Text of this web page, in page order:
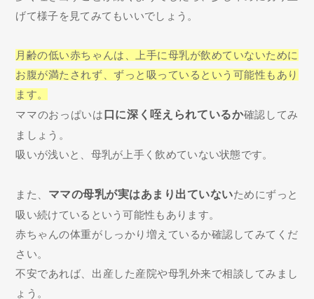
げて様子を見てみてもいいでしょう。
月齢の低い赤ちゃんは、上手に母乳が飲めていないために
お腹が満たされず、ずっと吸っているという可能性もあり
ます。
ママのおっぱいは 口に深く咥えられているか確認してみ
ましょう。
吸いが浅いと、母乳が上手く飲めていない状態です。
また、 ママの母乳が実はあまり出ていないためにずっと
吸い続けているという可能性もあります。
赤ちゃんの体重がしっかり増えているか確認してみてくだ
さい。
不安であれば、出産した産院や母乳外来で相談してみまし
ょう。